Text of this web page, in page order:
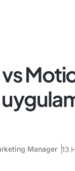
Manager 13